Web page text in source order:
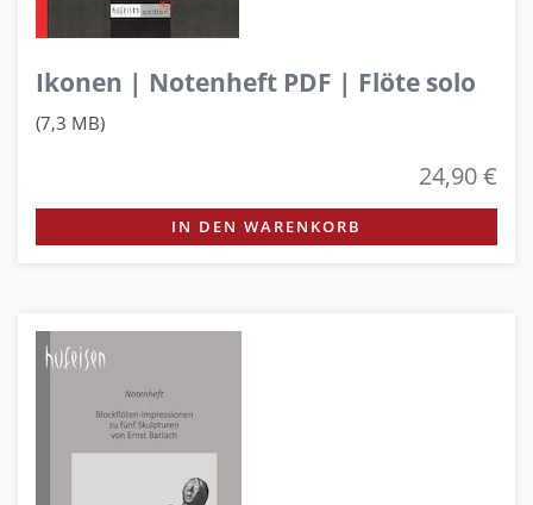
Ikonen | Notenheft PDF | Flöte solo
(7,3 MB)
24,90 €
IN DEN WARENKORB